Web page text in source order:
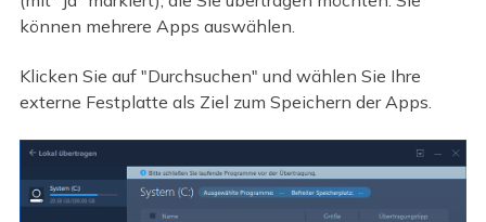
können mehrere Apps auswählen.
Klicken Sie auf "Durchsuchen" und wählen Sie Ihre
externe Festplatte als Ziel zum Speichern der Apps.